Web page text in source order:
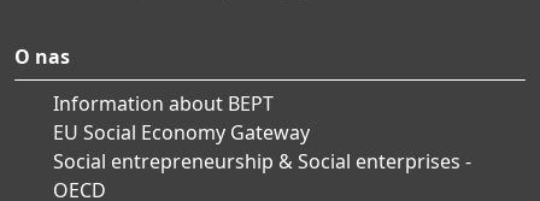
O nas
Information about BEPT
EU Social Economy Gateway
Social entrepreneurship & Social enterprises -
OECD